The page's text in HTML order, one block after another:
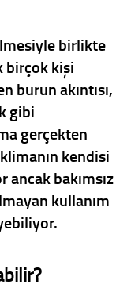
birlikte
birçok kişi
burun akıntısı,
gibi
gerçekten
kendisi
bakımsız
kullanım